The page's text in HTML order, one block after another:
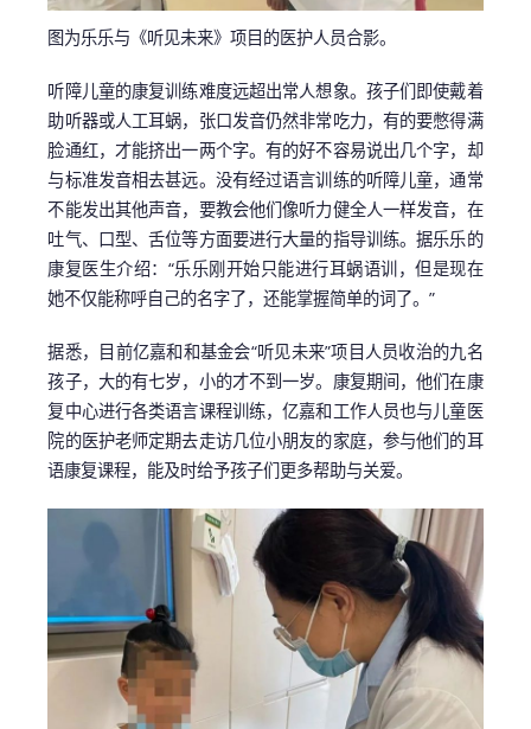
图为乐乐与《听见未来》项目的医护人员合影。
听障儿童的康复训练难度远超出常人想象。孩子们即使戴着
助听器或人工耳蜗，张口发音仍然非常吃力，有的要憋得满
脸通红，才能挤出一两个字。有的好不容易说出几个字，却
与标准发音相去甚远。没有经过语言训练的听障儿童，通常
不能发出其他声音，要教会他们像听力健全人一样发音，在
吐气、口型、舌位等方面要进行大量的指导训练。据乐乐的
康复医生介绍：“乐乐刚开始只能进行耳蜗语训，但是现在
她不仅能称呼自己的名字了，还能掌握简单的词了。”
据悉，目前亿嘉和和基金会“听见未来”项目人员收治的九名
孩子，大的有七岁，小的才不到一岁。康复期间，他们在康
复中心进行各类语言课程训练，亿嘉和工作人员也与儿童医
院的医护老师定期去走访几位小朋友的家庭，参与他们的耳
语康复课程，能及时给予孩子们更多帮助与关爱。